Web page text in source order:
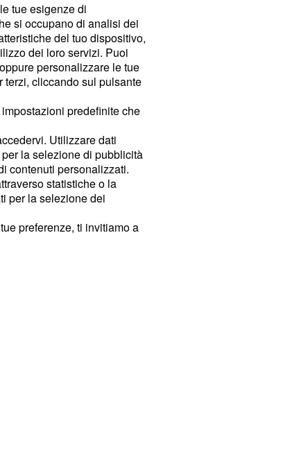
tue esigenze di
si occupano di analisi dei
del tuo dispositivo,
dei loro servizi. Puoi
personalizzare le tue
terzi, cliccando sul pulsante
predefinite che
Utilizzare dati
la selezione di pubblicità
contenuti personalizzati.
statistiche o la
per la selezione dei
preferenze, ti invitiamo a